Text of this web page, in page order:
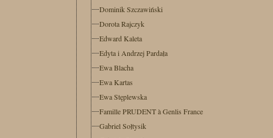
Dominik Szczawiński
Dorota Rajczyk
Edward Kaleta
Edyta i Andrzej Pardała
Ewa Blacha
Ewa Kartas
Ewa Stęplewska
Famille PRUDENT à Genlis France
Gabriel Sołtysik